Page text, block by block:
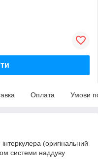
Оплата Умови
(оригінальний
системи наддуву